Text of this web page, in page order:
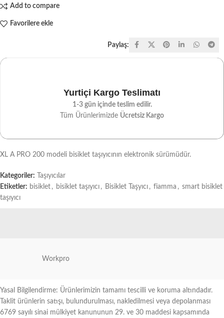
Add to compare
Favorilere ekle
Paylaş:
Yurtiçi Kargo Teslimatı
1-3 gün içinde teslim edilir.
Tüm Ürünlerimizde Ücretsiz Kargo
XL A PRO 200 modeli bisiklet taşıyıcının elektronik sürümüdür.
Kategoriler:
Taşıyıcılar
Etiketler: bisiklet , bisiklet taşıyıcı , Bisiklet Taşyıcı , fiamma , smart bisiklet
taşıyıcı
Workpro
Yasal Bilgilendirme: Ürünlerimizin tamamı tescilli ve koruma altındadır.
Taklit ürünlerin satışı, bulundurulması, nakledilmesi veya depolanması
6769 sayılı sinai mülkiyet kanununun 29. ve 30 maddesi kapsamında